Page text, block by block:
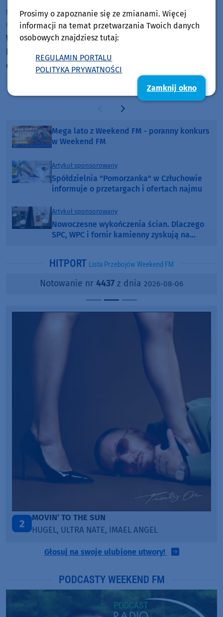
Chojnice
czwartek, 6 sierpnia 2026, 10:00
W sobotę (8.08) w Chojnicach Targi Rodzinne Baby
Boom. Będą porady specjalistów i animacje dla
całych rodzin
Poprzednia strona
Następna strona
Mega lato z Weekend FM - poranny konkurs
w Weekend FM
Artykuł sponsorowany
Spółdzielnia "Pomorzanka" w Człuchowie
informuje o przetargach i ofertach najmu
Artykuł sponsorowany
Nowoczesne wykończenia ścian. Dlaczego
SPC, WPC i fornir kamienny zyskują na
HITPORT Lista Przebojów Weekend FM
Notowanie nr 4437 z dnia 2026-08-06
3
ITEPE ITEDE
SANAH
Głosuj na swoje ulubione utwory!
PODCASTY WEEKEND FM
Prosimy o zapoznanie się ze zmianami. Więcej
informacji na temat przetwarzania Twoich danych
osobowych znajdziesz tutaj:
REGULAMIN PORTALU
POLITYKA PRYWATNOŚCI
Zamknij okno